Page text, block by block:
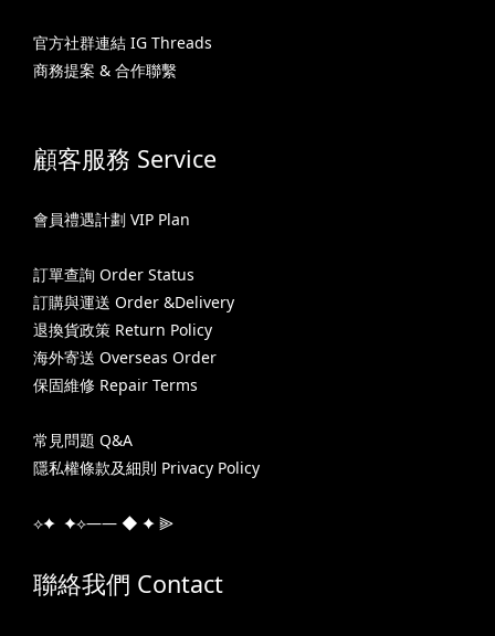
官方社群連結 IG Threads
商務提案 & 合作聯繫
顧客服務 Service
會員禮遇計劃 VIP Plan
訂單查詢 Order Status
訂購與運送 Order &Delivery
退換貨政策 Return Policy
海外寄送 Overseas Order
保固維修 Repair Terms
常見問題 Q&A
隱私權條款及細則 Privacy Policy
⟡✦ ✦⟡—— ◆ ✦ ⫸
聯絡我們 Contact